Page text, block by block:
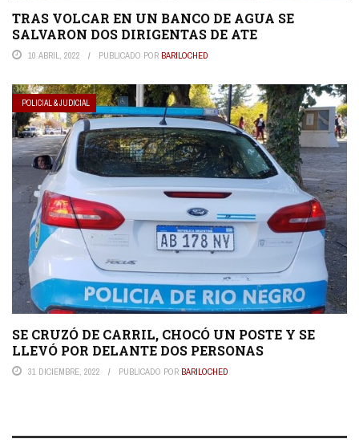
TRAS VOLCAR EN UN BANCO DE AGUA SE
SALVARON DOS DIRIGENTAS DE ATE
10 ABRIL, 2022 PUBLICADO POR BARILOCHED
POLICIAL & JUDICIAL
SE CRUZÓ DE CARRIL, CHOCÓ UN POSTE Y SE
LLEVÓ POR DELANTE DOS PERSONAS
31 DICIEMBRE, 2022 PUBLICADO POR BARILOCHED